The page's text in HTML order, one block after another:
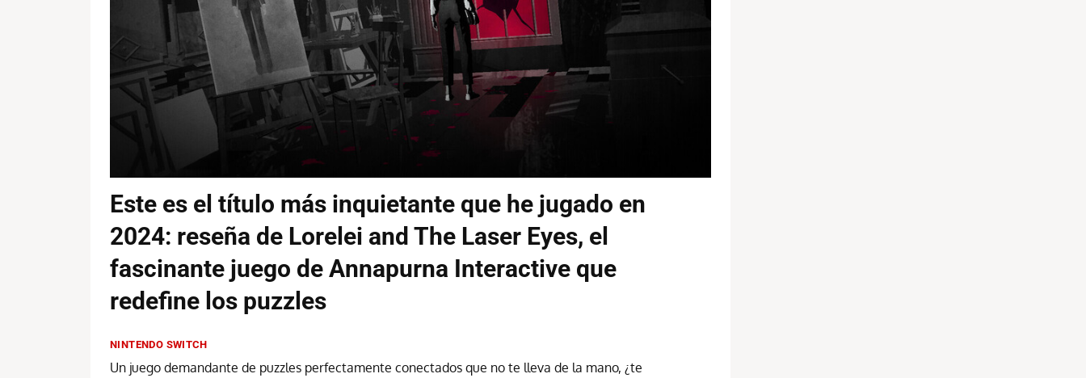
Este es el título más inquietante que he jugado en
2024: reseña de Lorelei and The Laser Eyes, el
fascinante juego de Annapurna Interactive que
redefine los puzzles
NINTENDO SWITCH
Un juego demandante de puzzles perfectamente conectados que no te lleva de la mano, ¿te